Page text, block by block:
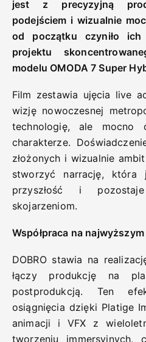
jest z precyzyjną
podejściem i wizualnie
od początku czyniło ich
projektu
modelu OMODA 7 Super
Film zestawia ujęcia live
wizję nowoczesnej
technologię, ale mocno
charakterze.
złożonych i wizualnie
stworzyć narrację, która
przyszłość i
skojarzeniom.
Współpraca na
DOBRO stawia na
łączy produkcję na
postprodukcją. Ten
osiągnięcia dzięki Platige
animacji i VFX z
tworzeniu immersyjnych,